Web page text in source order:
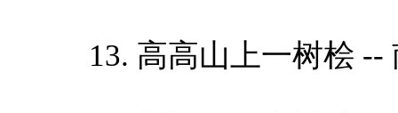
13. 高高山上一树桧 --